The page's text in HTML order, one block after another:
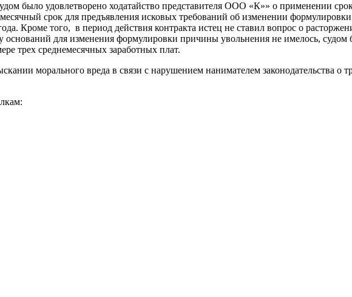
было удовлетворено ходатайство представителя ООО «К»» о применении
срок для предъявления исковых требований об изменении
Кроме того, в период действия контракта истец не ставил вопрос о
оснований для изменения формулировки причины увольнения не имелось, судом
трех среднемесячных заработных плат.
морального вреда в связи с нарушением нанимателем законодательства о